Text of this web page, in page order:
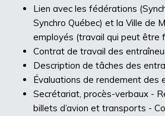
Lien avec les fédérations
Synchro Québec) et la Ville de
employés (travail qui peut être
Contrat de travail des
Description de tâches des
Évaluations de rendement des
Secrétariat, procès-verbaux -
billets d’avion et transports -